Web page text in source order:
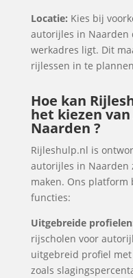
Locatie: Kies bij
autorijles in Naarden
werkadres ligt. Dit
rijlessen in te
Hoe kan
het kiezen
Naarden ?
Rijleshulp.nl is
autorijles in Naarden
maken. Ons platform
functies:
Uitgebreide
rijscholen voor
uitgebreid profiel
zoals